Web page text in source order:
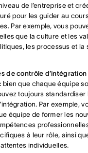
de l’entreprise et
pour les guider au
Par exemple, vous
que la culture et les
les processus et
de contrôle d’intégration
bien que chaque équipe
toujours standardiser
Par exemple,
équipe de former les
à leur rôle, ainsi
individuelles.